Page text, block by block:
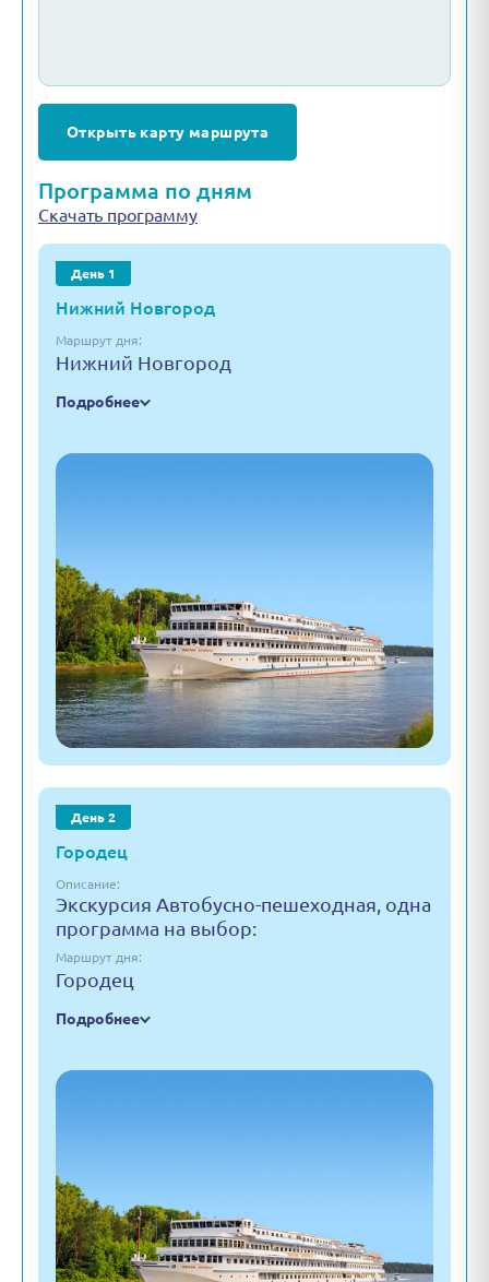
Открыть карту маршрута
Программа по дням
Скачать программу
День 1
Нижний Новгород
Маршрут дня:
Нижний Новгород
Подробнее
День 2
Городец
Описание:
Экскурсия Автобусно-пешеходная, одна
программа на выбор:
Маршрут дня:
Городец
Подробнее